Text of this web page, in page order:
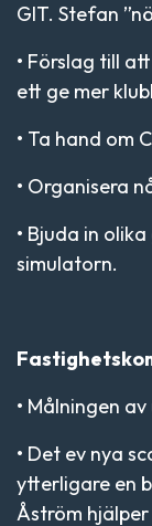
GIT. Stefan
• Förslag till
ett ge mer
• Ta hand om
• Organisera
• Bjuda in
simulatorn.
• Målningen
• Det ev nya
ytterligare en
Åström